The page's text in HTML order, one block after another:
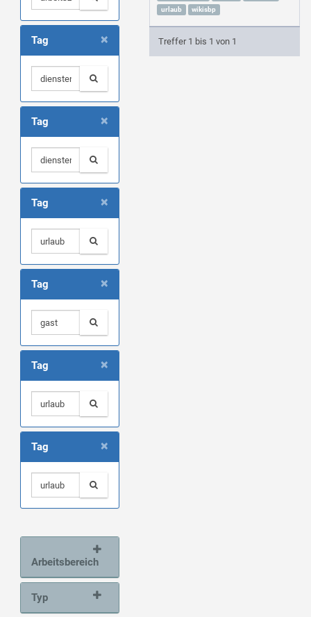
×
Tag
×
Tag
×
Tag
×
Tag
×
Tag
×
Tag
Arbeitsbereich
Typ
urlaub
wikisbp
Treffer 1 bis 1 von 1